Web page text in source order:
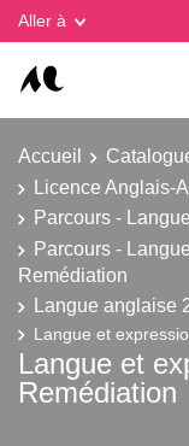
Aller à
Accueil
Licence Anglais-
Parcours -
Parcours -
Remédiation
Langue anglaise
Langue et
Langue et
Remédiation
Gestion des cookies